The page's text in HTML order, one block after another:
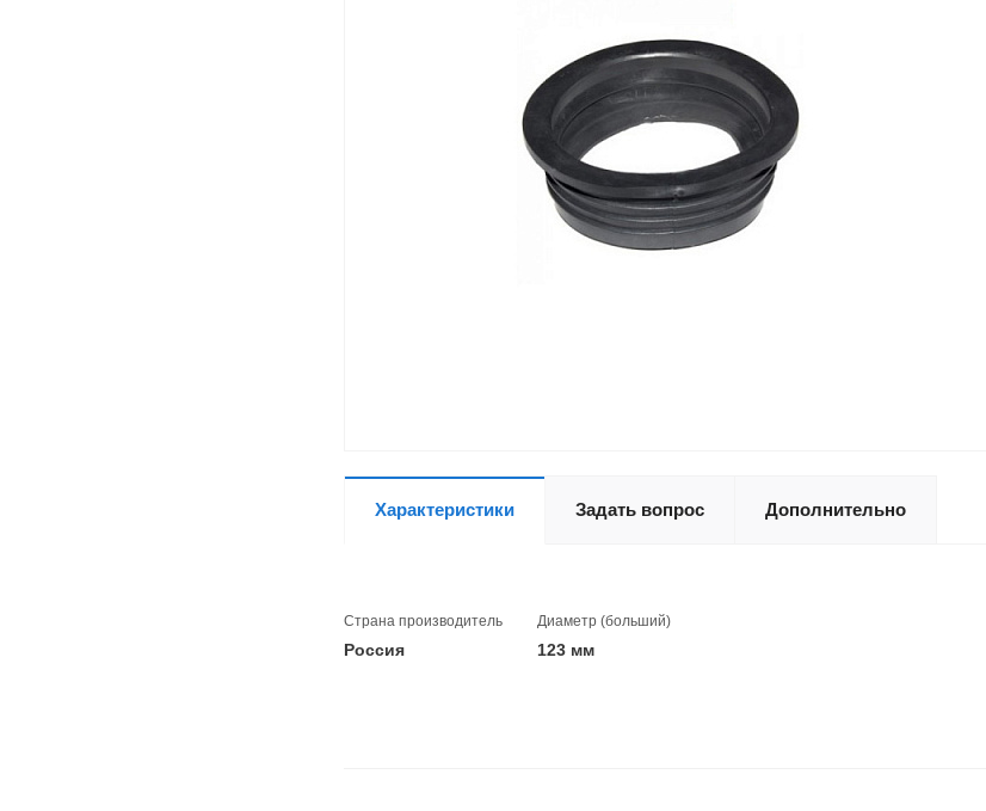
Характеристики Задать вопрос Дополнительно
Страна производитель
Россия
Диаметр (больший)
123 мм